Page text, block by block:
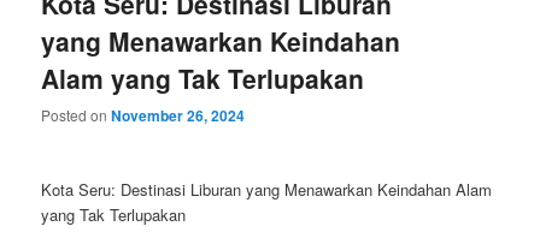
yang Menawarkan Keindahan
Alam yang Tak Terlupakan
Posted onNovember 26, 2024
Kota Seru: Destinasi Liburan yang Menawarkan Keindahan Alam
yang Tak Terlupakan